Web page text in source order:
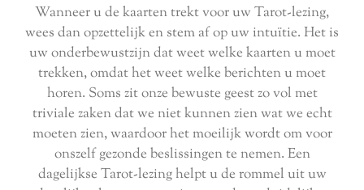
Wanneer u de kaarten trekt voor uw Tarot-lezing,
wees dan opzettelijk en stem af op uw intuïtie. Het is
uw onderbewustzijn dat weet welke kaarten u moet
trekken, omdat het weet welke berichten u moet
horen. Soms zit onze bewuste geest zo vol met
triviale zaken dat we niet kunnen zien wat we echt
moeten zien, waardoor het moeilijk wordt om voor
onszelf gezonde beslissingen te nemen. Een
dagelijkse Tarot-lezing helpt u de rommel uit uw